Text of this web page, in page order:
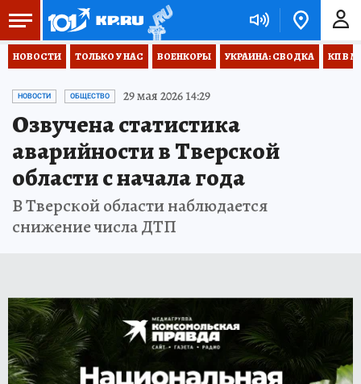
НОВОСТИ ТОЛЬКО У НАС ВОЕНКОРЫ УКРАИНА: СВОДКА КП В
НОВОСТИ ОБЩЕСТВО 29 мая 2026 14:29
Озвучена статистика
аварийности в Тверской
области с начала года
В Тверской области наблюдается
снижение числа ДТП